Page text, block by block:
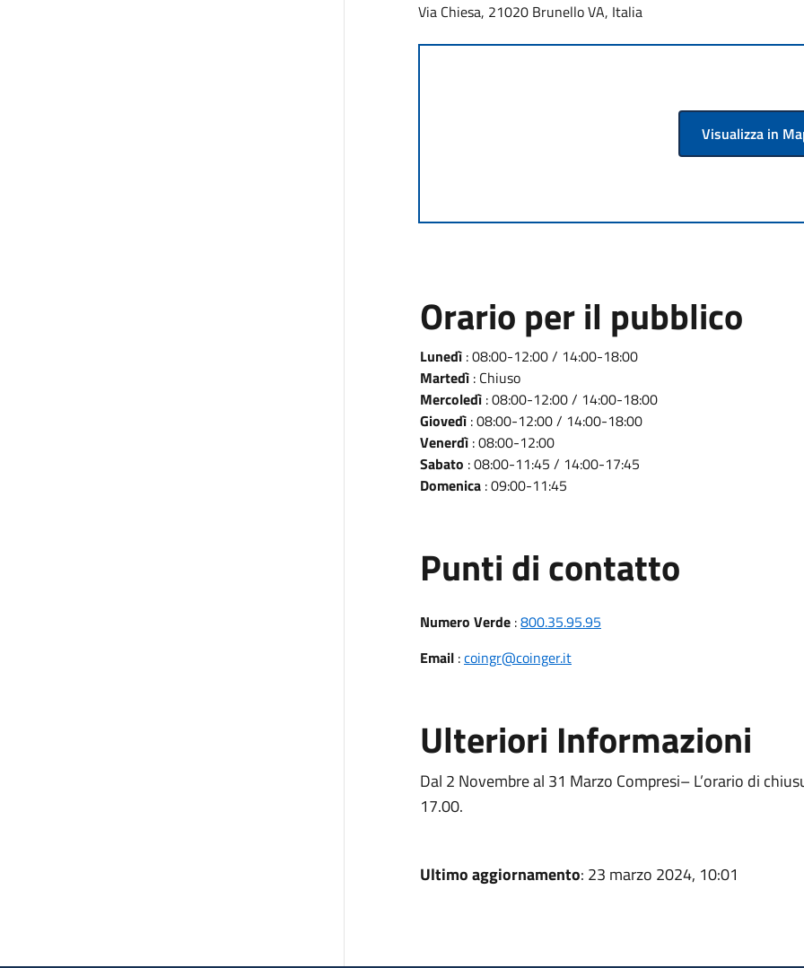
Via Chiesa, 21020 Brunello VA, Italia
Visualizza in
Orario per il pubblico
Lunedì: 08:00-12:00 / 14:00-18:00
Martedì: Chiuso
Mercoledì: 08:00-12:00 / 14:00-18:00
Giovedì: 08:00-12:00 / 14:00-18:00
Venerdì: 08:00-12:00
Sabato : 08:00-11:45 / 14:00-17:45
Domenica: 09:00-11:45
Punti di contatto
Numero Verde:800.35.95.95
Email:coingr@coinger.it
Ulteriori Informazioni
Dal 2 Novembre al 31 Marzo Compresi– L’orario di
17.00.
Ultimo aggiornamento: 23 marzo 2024, 10:01